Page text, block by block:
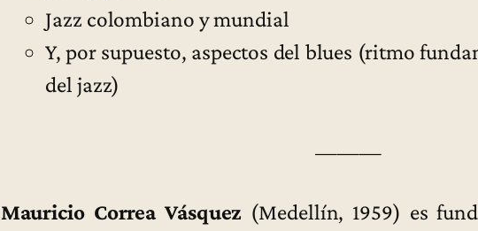
Jazz colombiano y mundial
Y, por supuesto, aspectos del blues (ritmo
del jazz)
———
Mauricio Correa Vásquez (Medellín, 1959) es